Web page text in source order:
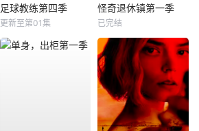
足球教练第四季
更新至第01集
怪奇退休镇第一季
已完结